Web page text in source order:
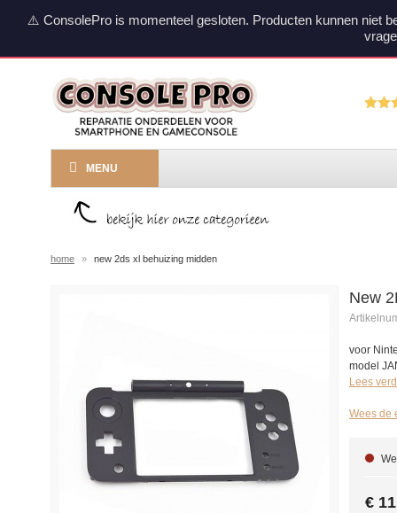
⚠️ ConsolePro is momenteel gesloten. Producten kunnen niet
MENU
home » new 2ds xl behuizing midden
New
voor
model
Lees
Wees de
€